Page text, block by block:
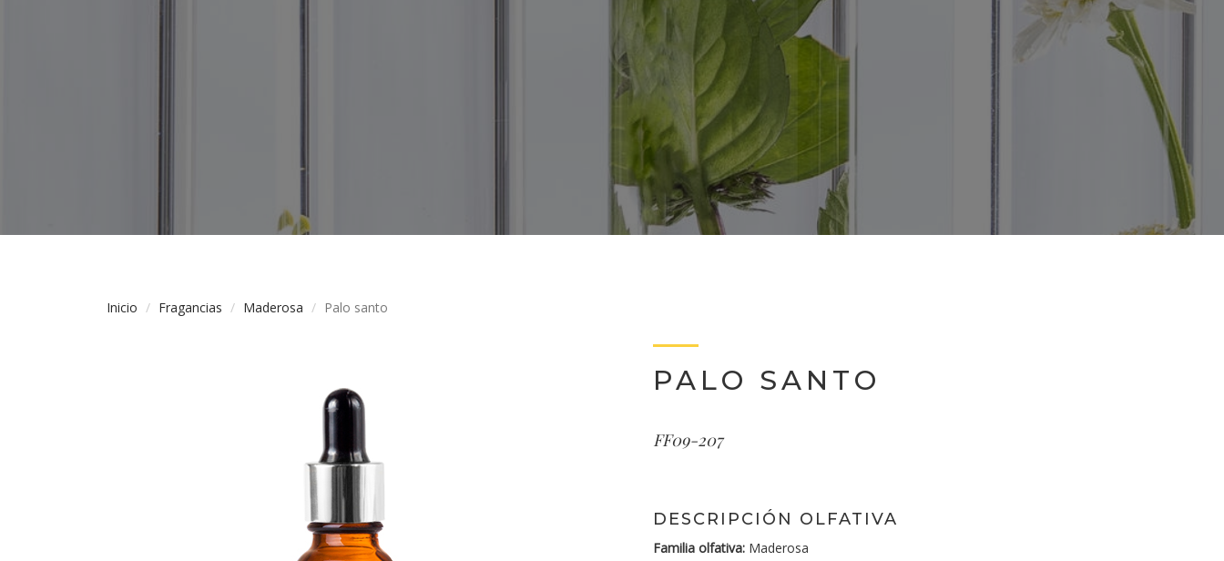
Inicio Fragancias Maderosa Palo santo
PALO SANTO
FF09-207
DESCRIPCIÓN OLFATIVA
Familia olfativa: Maderosa